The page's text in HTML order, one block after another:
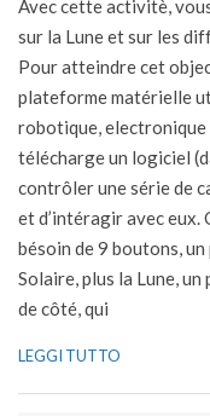
08
Avec cette activitè,
sur la Lune et sur les
Pour atteindre cet
plateforme matérielle
robotique,
télécharge un logiciel
contrôler une série de
et d’intéragir avec eux.
bésoin de 9 boutons,
Solaire, plus la Lune,
de côté, qui
LEGGI TUTTO